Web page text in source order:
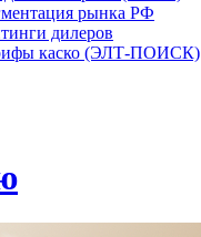
рынка РФ
дилеров
каско (ЭЛТ-ПОИСК)